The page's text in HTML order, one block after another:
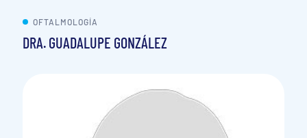
OFTALMOLOGÍA
DRA. GUADALUPE GONZÁLEZ